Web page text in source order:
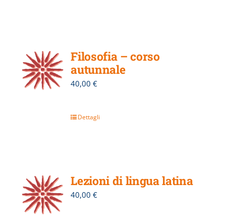
Filosofia – corso
autunnale
40,00€
Dettagli
Lezioni di lingua latina
40,00€